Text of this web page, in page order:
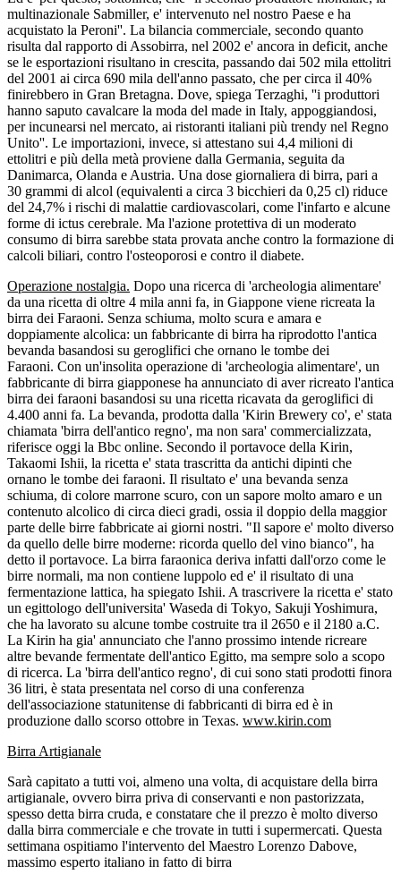
multinazionale Sabmiller, e' intervenuto nel nostro Paese e ha
acquistato la Peroni''. La bilancia commerciale, secondo quanto
risulta dal rapporto di Assobirra, nel 2002 e' ancora in deficit, anche
se le esportazioni risultano in crescita, passando dai 502 mila ettolitri
del 2001 ai circa 690 mila dell'anno passato, che per circa il 40%
finirebbero in Gran Bretagna. Dove, spiega Terzaghi, ''i produttori
hanno saputo cavalcare la moda del made in Italy, appoggiandosi,
per incunearsi nel mercato, ai ristoranti italiani più trendy nel Regno
Unito''. Le importazioni, invece, si attestano sui 4,4 milioni di
ettolitri e più della metà proviene dalla Germania, seguita da
Danimarca, Olanda e Austria. Una dose giornaliera di birra, pari a
30 grammi di alcol (equivalenti a circa 3 bicchieri da 0,25 cl) riduce
del 24,7% i rischi di malattie cardiovascolari, come l'infarto e alcune
forme di ictus cerebrale. Ma l'azione protettiva di un moderato
consumo di birra sarebbe stata provata anche contro la formazione di
calcoli biliari, contro l'osteoporosi e contro il diabete.
Operazione nostalgia. Dopo una ricerca di 'archeologia alimentare'
da una ricetta di oltre 4 mila anni fa, in Giappone viene ricreata la
birra dei Faraoni. Senza schiuma, molto scura e amara e
doppiamente alcolica: un fabbricante di birra ha riprodotto l'antica
bevanda basandosi su geroglifici che ornano le tombe dei
Faraoni. Con un'insolita operazione di 'archeologia alimentare', un
fabbricante di birra giapponese ha annunciato di aver ricreato l'antica
birra dei faraoni basandosi su una ricetta ricavata da geroglifici di
4.400 anni fa. La bevanda, prodotta dalla 'Kirin Brewery co', e' stata
chiamata 'birra dell'antico regno', ma non sara' commercializzata,
riferisce oggi la Bbc online. Secondo il portavoce della Kirin,
Takaomi Ishii, la ricetta e' stata trascritta da antichi dipinti che
ornano le tombe dei faraoni. Il risultato e' una bevanda senza
schiuma, di colore marrone scuro, con un sapore molto amaro e un
contenuto alcolico di circa dieci gradi, ossia il doppio della maggior
parte delle birre fabbricate ai giorni nostri. "Il sapore e' molto diverso
da quello delle birre moderne: ricorda quello del vino bianco", ha
detto il portavoce. La birra faraonica deriva infatti dall'orzo come le
birre normali, ma non contiene luppolo ed e' il risultato di una
fermentazione lattica, ha spiegato Ishii. A trascrivere la ricetta e' stato
un egittologo dell'universita' Waseda di Tokyo, Sakuji Yoshimura,
che ha lavorato su alcune tombe costruite tra il 2650 e il 2180 a.C.
La Kirin ha gia' annunciato che l'anno prossimo intende ricreare
altre bevande fermentate dell'antico Egitto, ma sempre solo a scopo
di ricerca. La 'birra dell'antico regno', di cui sono stati prodotti finora
36 litri, è stata presentata nel corso di una conferenza
dell'associazione statunitense di fabbricanti di birra ed è in
produzione dallo scorso ottobre in Texas. www.kirin.com
Birra Artigianale
Sarà capitato a tutti voi, almeno una volta, di acquistare della birra
artigianale, ovvero birra priva di conservanti e non pastorizzata,
spesso detta birra cruda, e constatare che il prezzo è molto diverso
dalla birra commerciale e che trovate in tutti i supermercati. Questa
settimana ospitiamo l'intervento del Maestro Lorenzo Dabove,
massimo esperto italiano in fatto di birra